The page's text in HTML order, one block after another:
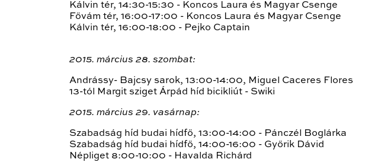
Kálvin tér, 14:30-15:30 - Koncos Laura és Magyar Csenge
Fővám tér, 16:00-17:00 - Koncos Laura és Magyar Csenge
Kálvin tér, 16:00-18:00 - Pejko Captain
2015. március 28. szombat:
Andrássy- Bajcsy sarok, 13:00-14:00, Miguel Caceres Flores
13-tól Margit sziget Árpád híd bicikliút - Swiki
2015. március 29. vasárnap:
Szabadság híd budai hídfő, 13:00-14:00 - Pánczél Boglárka
Szabadság híd budai hídfő, 14:00-16:00 - Győrik Dávid
Népliget 8:00-10:00 - Havalda Richárd